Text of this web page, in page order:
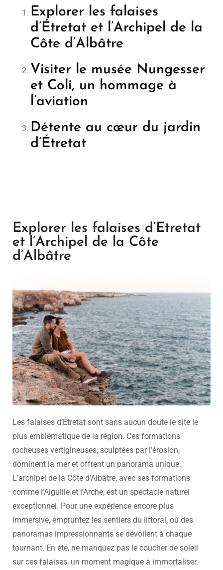
Explorer les falaises
d’Étretat et l’Archipel de la
Côte d’Albâtre
Visiter le musée Nungesser
et Coli, un hommage à
l’aviation
Détente au cœur du jardin
d’Étretat
Explorer les falaises d’Étretat
et l’Archipel de la Côte
d’Albâtre
Les falaises d’Étretat sont sans aucun doute le site le
plus emblématique de la région. Ces formations
rocheuses vertigineuses, sculptées par l’érosion,
dominent la mer et offrent un panorama unique.
L’archipel de la Côte d’Albâtre, avec ses formations
comme l’Aiguille et l’Arche, est un spectacle naturel
exceptionnel. Pour une expérience encore plus
immersive, empruntez les sentiers du littoral, où des
panoramas impressionnants se dévoilent à chaque
tournant. En été, ne manquez pas le coucher de soleil
sur ces falaises, un moment magique à immortaliser.